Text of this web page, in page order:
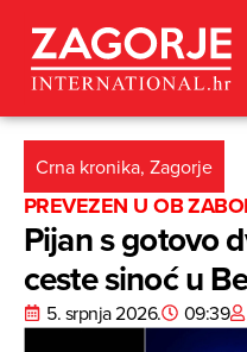
Crna kronika, Zagorje
PREVEZEN U OB
Pijan s gotovo
ceste sinoć u
5. srpnja 2026. 09:39